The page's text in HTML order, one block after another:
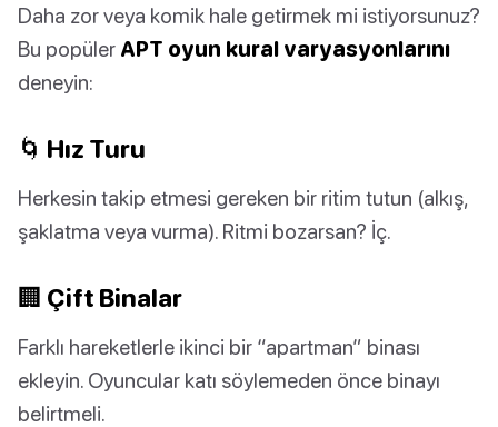
Daha zor veya komik hale getirmek mi istiyorsunuz?
Bu popüler APT oyun kural varyasyonlarını
deneyin:
🌀 Hız Turu
Herkesin takip etmesi gereken bir ritim tutun (alkış,
şaklatma veya vurma). Ritmi bozarsan? İç.
🏢 Çift Binalar
Farklı hareketlerle ikinci bir “apartman” binası
ekleyin. Oyuncular katı söylemeden önce binayı
belirtmeli.